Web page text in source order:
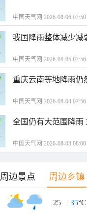
中国天气网 2026-08-06 07:50
我国降雨整体减少减
中国天气网 2026-08-05 07:56
重庆云南等地降雨仍
中国天气网 2026-08-04 07:56
全国仍有大范围降雨
中国天气网 2026-08-03 08:00
周边景点 周边乡镇
25 / 35°C